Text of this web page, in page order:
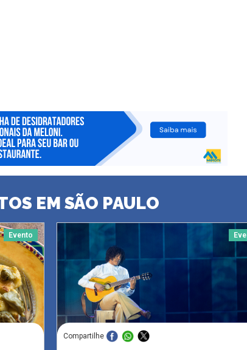
EM SÃO PAULO
Evento
Compartilhe